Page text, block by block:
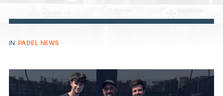
IN: PADEL NEWS